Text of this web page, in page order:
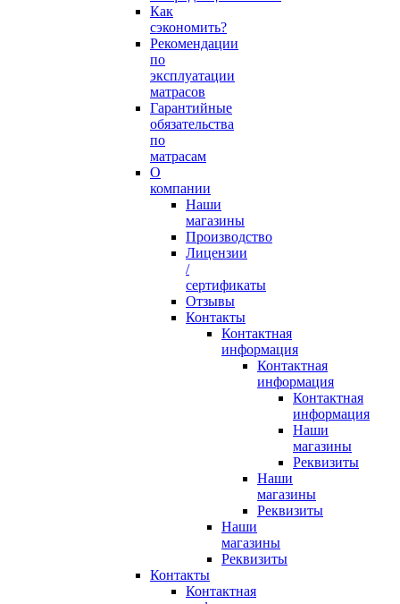
Как
сэкономить?
Рекомендации
по
эксплуатации
матрасов
Гарантийные
обязательства
по
матрасам
О
компании
Наши
магазины
Производство
Лицензии
/
сертификаты
Отзывы
Контакты
Контактная
информация
Контактная
информация
Контактная
информация
Наши
магазины
Реквизиты
Наши
магазины
Реквизиты
Наши
магазины
Реквизиты
Контакты
Контактная